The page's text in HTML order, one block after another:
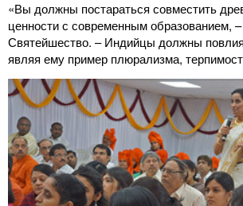
«Вы должны постараться совместить
ценности с современным образованием,
Святейшество. – Индийцы должны
являя ему пример плюрализма,